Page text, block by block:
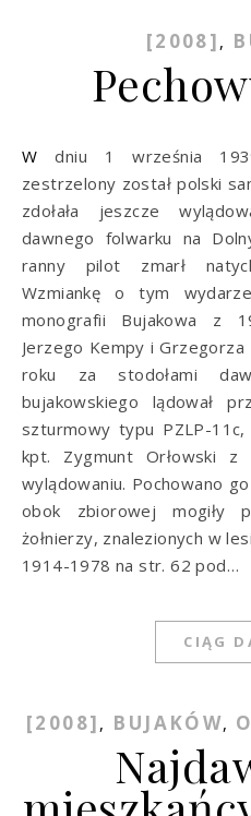
[2008] ,
W dniu 1 września 1939 roku nad Bujakowem
zestrzelony został polski
zdołała jeszcze
dawnego folwarku na
ranny pilot zmarł
Wzmiankę o tym
monografii Bujakowa z
Jerzego Kempy i Grzegorza
roku za stodołami
bujakowskiego lądował
szturmowy typu PZLP-
kpt. Zygmunt Orłowski z
wylądowaniu. Pochowano
obok zbiorowej mogiły
żołnierzy, znalezionych w
1914-1978 na str. 62 pod…
CIĄG
[2008] , BUJAKÓW,